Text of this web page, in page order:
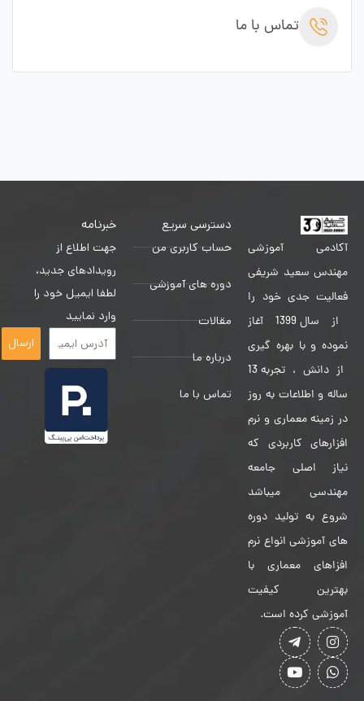
تماس با ما
آکادمی آموزشی
مهندس سعید شریفی
فعالیت جدی خود را
از سال 1399 آغاز
نموده و با بهره گیری
از دانش ، تجربه 13
ساله و اطلاعات به روز
در زمینه معماری و نرم
افزارهای کاربردی که
نیاز اصلی جامعه
مهندسی میباشد
شروع به تولید دوره
های آموزشی انواع نرم
افزاهای معماری با
بهترین کیفیت
آموزشی کرده است.
دسترسی سریع
حساب کاربری من
دوره های آموزشی
مقالات
درباره ما
تماس با ما
خبرنامه
جهت اطلاع از
رویدادهای جدید،
لطفا ایمیل خود را
وارد نمایید
ارسال